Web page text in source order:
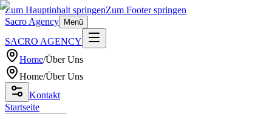
Zum Hauptinhalt springenZum Footer springen
Sacro Agency
Menü
SACRO AGENCY
Home/Über Uns
Home/Über Uns
Kontakt
Startseite